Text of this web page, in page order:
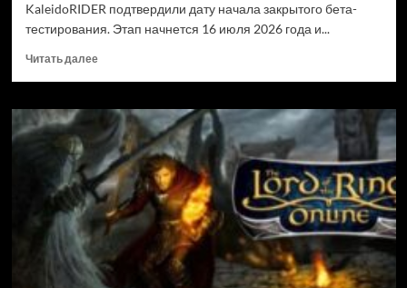
KaleidoRIDER подтвердили дату начала закрытого бета-
тестирования. Этап начнется 16 июля 2026 года и...
Читать далееПрочитать
Дату
начала
ЗБТ
Chasing
KaleidoRIDER
объявили
вместе
с
публикацией
нового
трейлера